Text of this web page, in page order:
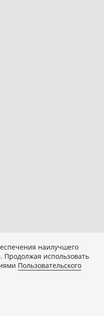
наилучшего
использовать
Пользовательского